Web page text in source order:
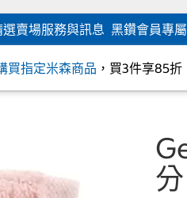
選賣場服務與訊息 黑鑽會員專
買指定米森商品 ，買3件享85